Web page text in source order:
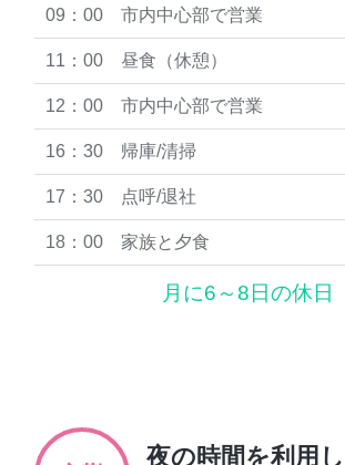
09：00 市内中心部で営業
11：00 昼食（休憩）
12：00 市内中心部で営業
16：30 帰庫/清掃
17：30 点呼/退社
18：00 家族と夕食
月に6～8日の休日
夜の時間を利用